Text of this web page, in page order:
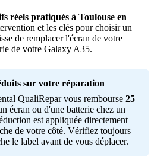
réels pratiqués à Toulouse en
et les clés pour choisir un
de remplacer l'écran de votre
de votre Galaxy A35.
sur votre réparation
QualiRepar vous rembourse 25
écran ou d'une batterie chez un
est appliquée directement
de votre côté. Vérifiez toujours
le label avant de vous déplacer.